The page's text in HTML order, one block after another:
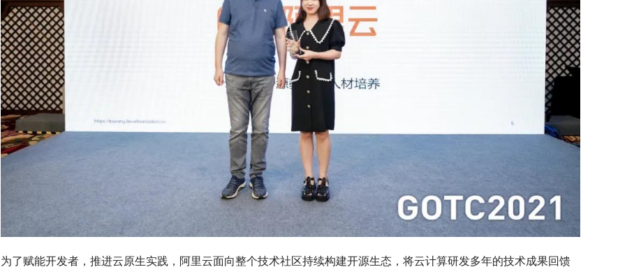
为了赋能开发者，推进云原生实践，阿里云面向整个技术社区持续构建开源生态，将云计算研发多年的技术成果回馈